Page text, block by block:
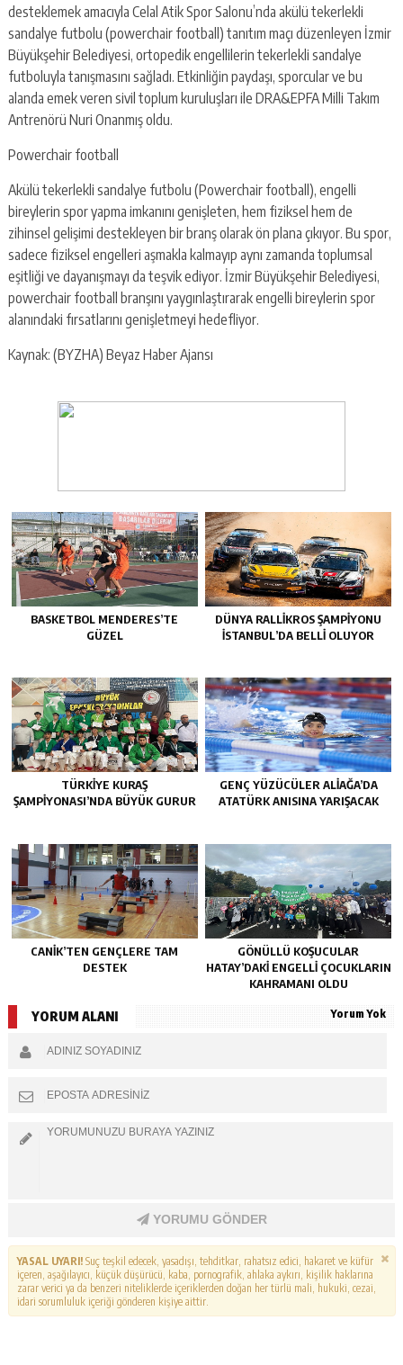
desteklemek amacıyla Celal Atik Spor Salonu’nda akülü tekerlekli
sandalye futbolu (powerchair football) tanıtım maçı düzenleyen İzmir
Büyükşehir Belediyesi, ortopedik engellilerin tekerlekli sandalye
futboluyla tanışmasını sağladı. Etkinliğin paydaşı, sporcular ve bu
alanda emek veren sivil toplum kuruluşları ile DRA&EPFA Milli Takım
Antrenörü Nuri Onanmış oldu.
Powerchair football
Akülü tekerlekli sandalye futbolu (Powerchair football), engelli
bireylerin spor yapma imkanını genişleten, hem fiziksel hem de
zihinsel gelişimi destekleyen bir branş olarak ön plana çıkıyor. Bu spor,
sadece fiziksel engelleri aşmakla kalmayıp aynı zamanda toplumsal
eşitliği ve dayanışmayı da teşvik ediyor. İzmir Büyükşehir Belediyesi,
powerchair football branşını yaygınlaştırarak engelli bireylerin spor
alanındaki fırsatlarını genişletmeyi hedefliyor.
Kaynak: (BYZHA) Beyaz Haber Ajansı
BASKETBOL MENDERES’TE
GÜZEL
DÜNYA RALLIKROS ŞAMPIYONU
İSTANBUL’DA BELLI OLUYOR
TÜRKIYE KURAŞ
ŞAMPIYONASI’NDA BÜYÜK GURUR
GENÇ YÜZÜCÜLER ALIAĞA’DA
ATATÜRK ANISINA YARIŞACAK
CANIK’TEN GENÇLERE TAM
DESTEK
GÖNÜLLÜ KOŞUCULAR
HATAY’DAKI ENGELLI ÇOCUKLARIN
KAHRAMANI OLDU
YORUM ALANI Yorum Yok
YORUMU GÖNDER
YASAL UYARI!Suç teşkil edecek, yasadışı, tehditkar, rahatsız edici, hakaret ve küfür
içeren, aşağılayıcı, küçük düşürücü, kaba, pornografik, ahlaka aykırı, kişilik haklarına
zarar verici ya da benzeri niteliklerde içeriklerden doğan her türlü mali, hukuki, cezai,
idari sorumluluk içeriği gönderen kişiye aittir.